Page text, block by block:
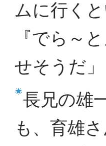
ムに行く
『でら～
せそうだ
長兄の雄
も、育雄